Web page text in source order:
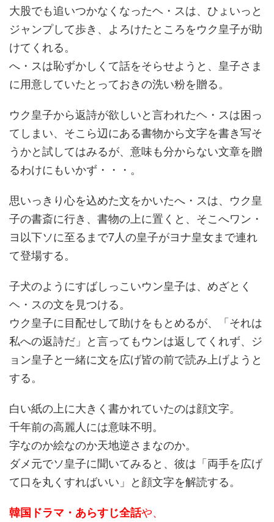
大股でも追いつかなくなったヘ・スは、ひょいっと
ジャンプして歩き、よろけたところをウク皇子が助
けてくれる。
へ・スは恥ずかしくて話をそらせようと、皇子さま
に用意していたとっておきの洗い粉を贈る。
ウク皇子から返詩が欲しいと言われたヘ・スは困っ
てしまい、そこら辺にある書物から文字を書き写そ
うかと試してはみるが、意味も分からない文章を贈
るわけにもいかず・・・。
思いっきり心を込めた文をかいたへ・スは、ウク皇
子の書斎に行き、書物の上に置くと、そこへワン・
ヨ以下ソに至るまで7人の皇子がヨナ皇女まで連れ
て登場する。
子犬のようにすばしっこいウン皇子は、めざとく
ヘ・スの文を見つける。
ウク皇子に目配せして助けをもとめるが、「それは
私への返詩だ」と言ってもウンは返してくれず、ジ
ョン皇子と一緒に文を広げ皆の前で読み上げようと
する。
白い紙の上に大きく書かれていたのは顔文字。
千年前の高麗人には意味不明。
字なのか絵なのか天地逆さまなのか。
ダメ元でソ皇子に聞いてみると、彼は「両手を広げ
て口を丸くすればいい」と顔文字を解読する。
韓国ドラマ・あらすじ全話や、